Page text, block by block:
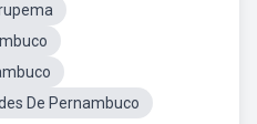
De Pernambuco